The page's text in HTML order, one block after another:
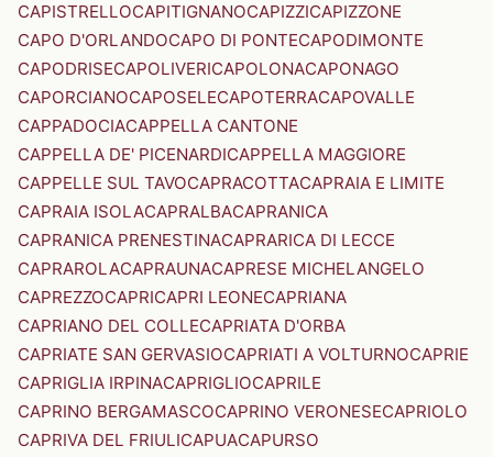
CAPISTRELLOCAPITIGNANOCAPIZZICAPIZZONE
CAPO D'ORLANDOCAPO DI PONTECAPODIMONTE
CAPODRISECAPOLIVERICAPOLONACAPONAGO
CAPORCIANOCAPOSELECAPOTERRACAPOVALLE
CAPPADOCIACAPPELLA CANTONE
CAPPELLA DE' PICENARDICAPPELLA MAGGIORE
CAPPELLE SUL TAVOCAPRACOTTACAPRAIA E LIMITE
CAPRAIA ISOLACAPRALBACAPRANICA
CAPRANICA PRENESTINACAPRARICA DI LECCE
CAPRAROLACAPRAUNACAPRESE MICHELANGELO
CAPREZZOCAPRICAPRI LEONECAPRIANA
CAPRIANO DEL COLLECAPRIATA D'ORBA
CAPRIATE SAN GERVASIOCAPRIATI A VOLTURNOCAPRIE
CAPRIGLIA IRPINACAPRIGLIOCAPRILE
CAPRINO BERGAMASCOCAPRINO VERONESECAPRIOLO
CAPRIVA DEL FRIULICAPUACAPURSO